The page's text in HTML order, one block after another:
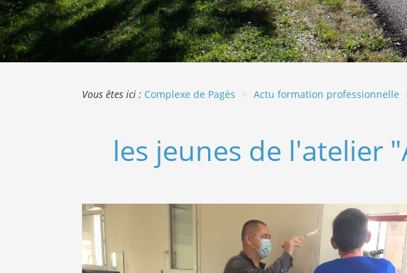
Vous êtes ici : Complexe de Pagès Actu formation professionnelle
les jeunes de l'atelier